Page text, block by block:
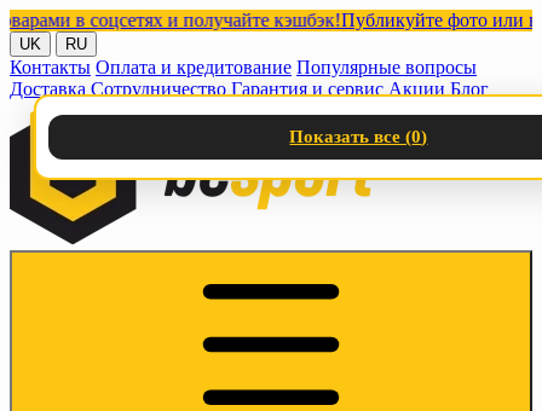
в соцсетях и получайте кэшбэк!Публикуйте фото или видео
UK RU
Контакты Оплата и кредитование Популярные вопросы
Доставка Сотрудничество Гарантия и сервис Акции Блог
Показать все (0)